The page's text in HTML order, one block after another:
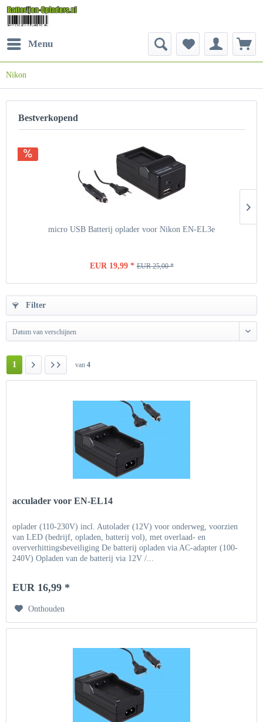
Menu
Nikon
Bestverkopend
micro USB Batterij oplader voor Nikon EN-EL3e
EUR 19,99 * EUR 25,00 *
Filter
Datum van verschijnen
1 van 4
acculader voor EN-EL14
oplader (110-230V) incl. Autolader (12V) voor onderweg, voorzien
van LED (bedrijf, opladen, batterij vol), met overlaad- en
oververhittingsbeveiliging De batterij opladen via AC-adapter (100-
240V) Opladen van de batterij via 12V /...
EUR 16,99 *
Onthouden